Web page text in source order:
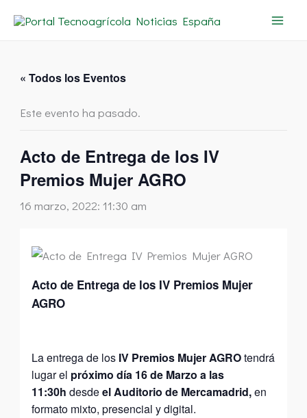
« Todos los Eventos
Este evento ha pasado.
Acto de Entrega de los IV
Premios Mujer AGRO
16 marzo, 2022: 11:30 am
Acto de Entrega de los IV Premios Mujer
AGRO
La entrega de los IV Premios Mujer AGROtendrá
lugar el próximo día 16 de Marzo a las
11:30hdesdeel Auditorio de Mercamadrid,en
formato mixto, presencial y digital.